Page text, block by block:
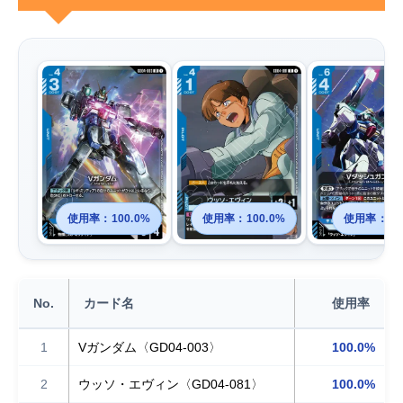
使用率：100.0% 使用率：100.0% 使用率：
No. カード名 使用率
1 Vガンダム〈GD04-003〉 100.0%
2 ウッソ・エヴィン〈GD04-081〉 100.0%